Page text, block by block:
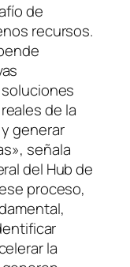
de
recursos.
de la
generar
, señala
del Hub de
proceso,
la